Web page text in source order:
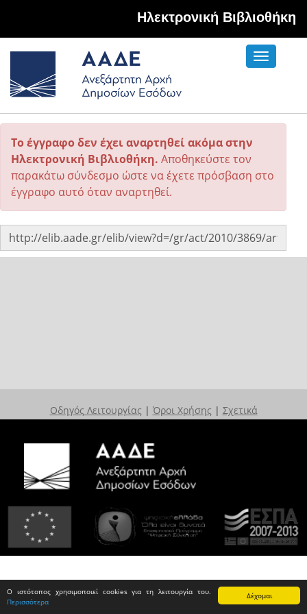
Δέχομαι
Ο ιστότοπος χρησιμοποιεί cookies για τη λειτουργία του.
Περισσότερα
Hλεκτρονική Βιβλιοθήκη
Toggle
Το έγγραφο δεν έχει αναρτηθεί ακόμα στην
Ηλεκτρονική Βιβλιοθήκη. Αποθηκεύστε τον
παρακάτω σύνδεσμο ώστε να έχετε πρόσβαση στο
έγγραφο αυτό όταν αναρτηθεί.
Οδηγός Λειτουργίας | Όροι Χρήσης | Σχετικά